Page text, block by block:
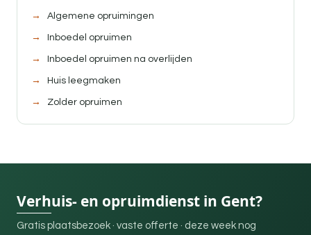
Algemene opruimingen
Inboedel opruimen
Inboedel opruimen na overlijden
Huis leegmaken
Zolder opruimen
Verhuis- en opruimdienst in Gent?
Gratis plaatsbezoek · vaste offerte · deze week nog